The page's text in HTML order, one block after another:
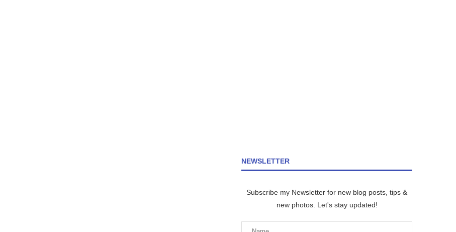
NEWSLETTER
Subscribe my Newsletter for new blog posts, tips &
new photos. Let's stay updated!